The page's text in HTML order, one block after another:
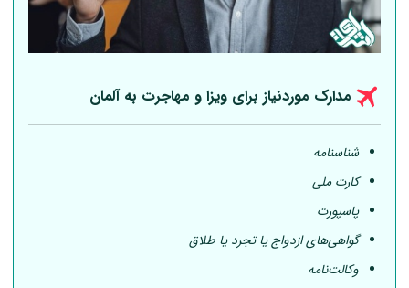
مدارک موردنیاز برای ویزا و مهاجرت بهآلمان
شناسنامه
کارت ملی
پاسپورت
گواهی‌های ازدواج یا تجرد یا طلاق
وکالت‌نامه